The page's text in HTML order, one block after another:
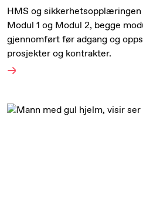
HMS og sikkerhetsopplæringen
Modul 1 og Modul 2, begge
gjennomført før adgang og
prosjekter og kontrakter.